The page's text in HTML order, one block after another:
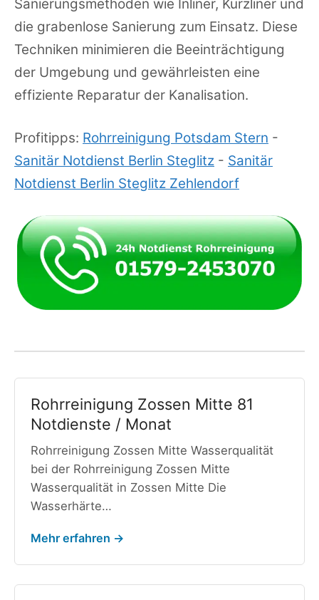
Sanierungsmethoden wie Inliner, Kurzliner und
die grabenlose Sanierung zum Einsatz. Diese
Techniken minimieren die Beeinträchtigung
der Umgebung und gewährleisten eine
effiziente Reparatur der Kanalisation.
Profitipps: Rohrreinigung Potsdam Stern -
Sanitär Notdienst Berlin Steglitz - Sanitär
Notdienst Berlin Steglitz Zehlendorf
Rohrreinigung Zossen Mitte 81
Notdienste / Monat
Rohrreinigung Zossen Mitte Wasserqualität
bei der Rohrreinigung Zossen Mitte
Wasserqualität in Zossen Mitte Die
Wasserhärte…
Mehr erfahren →